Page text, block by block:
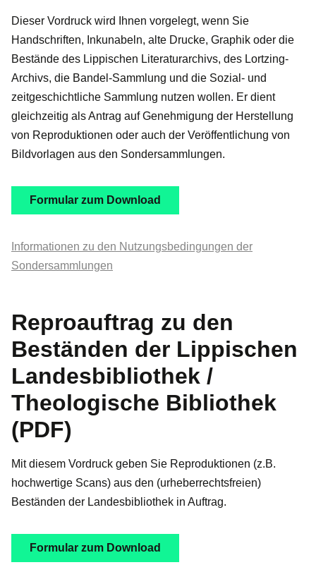
Dieser Vordruck wird Ihnen vorgelegt, wenn Sie
Handschriften, Inkunabeln, alte Drucke, Graphik oder die
Bestände des Lippischen Literaturarchivs, des Lortzing-
Archivs, die Bandel-Sammlung und die Sozial- und
zeitgeschichtliche Sammlung nutzen wollen. Er dient
gleichzeitig als Antrag auf Genehmigung der Herstellung
von Reproduktionen oder auch der Veröffentlichung von
Bildvorlagen aus den Sondersammlungen.
Formular zum Download
Informationen zu den Nutzungsbedingungen der
Sondersammlungen
Reproauftrag zu den
Beständen der Lippischen
Landesbibliothek /
Theologische Bibliothek
(PDF)
Mit diesem Vordruck geben Sie Reproduktionen (z.B.
hochwertige Scans) aus den (urheberrechtsfreien)
Beständen der Landesbibliothek in Auftrag.
Formular zum Download